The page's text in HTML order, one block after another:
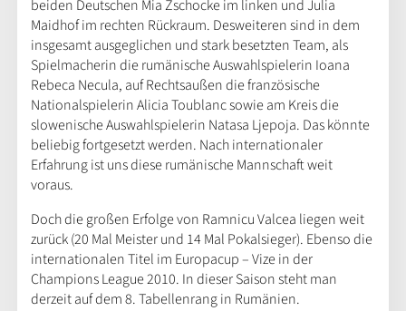
beiden Deutschen Mia Zschocke im linken und Julia
Maidhof im rechten Rückraum. Desweiteren sind in dem
insgesamt ausgeglichen und stark besetzten Team, als
Spielmacherin die rumänische Auswahlspielerin Ioana
Rebeca Necula, auf Rechtsaußen die französische
Nationalspielerin Alicia Toublanc sowie am Kreis die
slowenische Auswahlspielerin Natasa Ljepoja. Das könnte
beliebig fortgesetzt werden. Nach internationaler
Erfahrung ist uns diese rumänische Mannschaft weit
voraus.
Doch die großen Erfolge von Ramnicu Valcea liegen weit
zurück (20 Mal Meister und 14 Mal Pokalsieger). Ebenso die
internationalen Titel im Europacup – Vize in der
Champions League 2010. In dieser Saison steht man
derzeit auf dem 8. Tabellenrang in Rumänien.